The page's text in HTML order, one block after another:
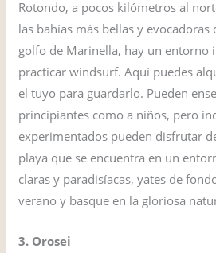
Rotondo, a pocos kilómetros al
las bahías más bellas y evocadoras
golfo de Marinella, hay un entorno
practicar windsurf. Aquí puedes
el tuyo para guardarlo. Pueden
principiantes como a niños, pero
experimentados pueden disfrutar
playa que se encuentra en un
claras y paradisíacas, yates de
verano y basque en la gloriosa
3. Orosei